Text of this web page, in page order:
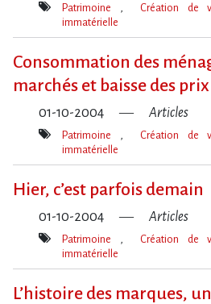
Mot(s)-
Patrimoine Création de
immatérielle
Consommation des
marchés et baisse des prix
01-10-2004 Articles
Mot(s)-
Patrimoine Création de
immatérielle
Hier, c’est parfois demain
01-10-2004 Articles
Mot(s)-
Patrimoine Création de
immatérielle
L’histoire des marques,